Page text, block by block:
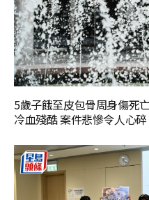
5歲子餓至皮包骨周身傷死
冷血殘酷 案件悲慘令人心碎